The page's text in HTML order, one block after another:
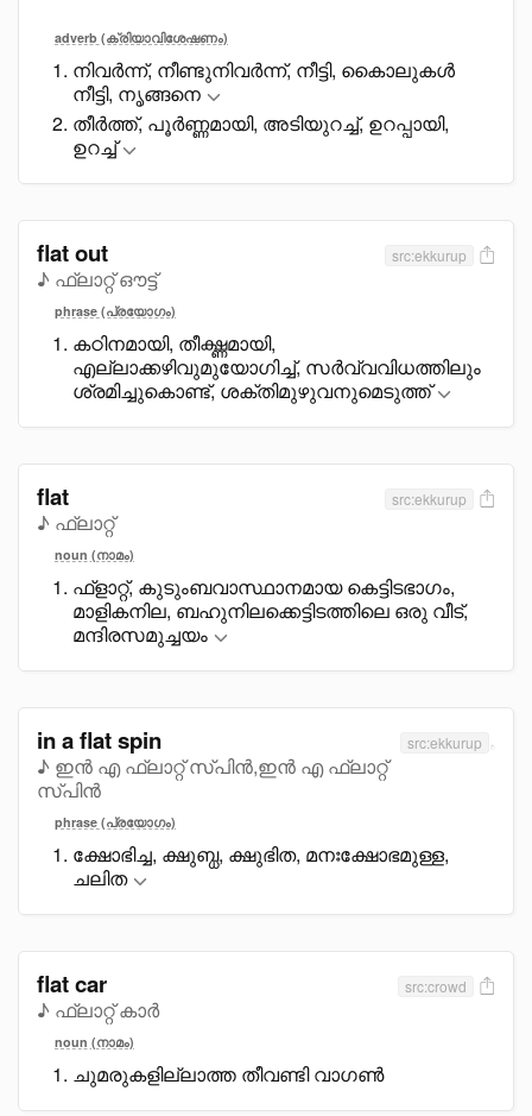
adverb (ക്രിയാവിശേഷണം)
നിവർന്ന്, നീണ്ടുനിവർന്ന്, നീട്ടി, കെൊലുകൾ
നീട്ടി, നൃങ്ങനെ
തീർത്ത്, പൂർണ്ണമായി, അടിയുറച്ച്, ഉറപ്പായി,
ഉറച്ച്
flat out
♪ ഫ്ലാറ്റ് ഔട്ട്
src:ekkurup
phrase (പ്രയോഗം)
കഠിനമായി, തീക്ഷ്ണമായി,
എല്ലാക്കഴിവുമുയോഗിച്ച്, സർവ്വവിധത്തിലും
ശ്രമിച്ചുകൊണ്ട്, ശക്തിമുഴുവനുമെടുത്ത്
flat
♪ ഫ്ലാറ്റ്
src:ekkurup
noun (നാമം)
ഫ്ളാറ്റ്, കുടുംബവാസ്ഥാനമായ കെട്ടിടഭാഗം,
മാളികനില, ബഹുനിലക്കെട്ടിടത്തിലെ ഒരു വീട്,
മന്ദിരസമുച്ചയം
in a flat spin
♪ ഇൻ എ ഫ്ലാറ്റ് സ്പിൻ,ഇൻ എ ഫ്ലാറ്റ്
സ്പിൻ
src:ekkurup
phrase (പ്രയോഗം)
ക്ഷോഭിച്ച, ക്ഷുബ്ധ, ക്ഷുഭിത, മനഃക്ഷോഭമുള്ള,
ചലിത
flat car
♪ ഫ്ലാറ്റ് കാർ
src:crowd
noun (നാമം)
ചുമരുകളില്ലാത്ത തീവണ്ടി വാഗൺ